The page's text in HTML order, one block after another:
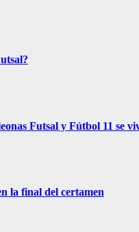
Futsal y Fútbol 11 se
la final del certamen